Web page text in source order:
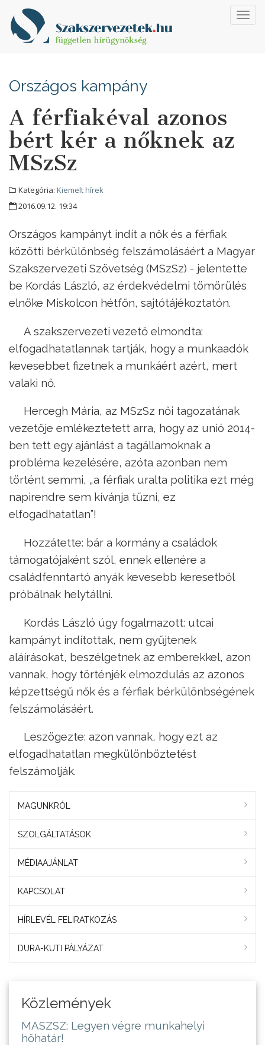
Országos kampány
A férfiakéval azonos
bért kér a nőknek az
MSzSz
Kategória: Kiemelt hírek
2016.09.12. 19:34
Országos kampányt indít a nők és a férfiak
közötti bérkülönbség felszámolásáért a Magyar
Szakszervezeti Szövetség (MSzSz) - jelentette
be Kordás László, az érdekvédelmi tömörülés
elnöke Miskolcon hétfőn, sajtótájékoztatón.
A szakszervezeti vezető elmondta:
elfogadhatatlannak tartják, hogy a munkaadók
kevesebbet fizetnek a munkáért azért, mert
valaki nő.
Hercegh Mária, az MSzSz női tagozatának
vezetője emlékeztetett arra, hogy az unió 2014-
ben tett egy ajánlást a tagállamoknak a
probléma kezelésére, azóta azonban nem
történt semmi, „a férfiak uralta politika ezt még
napirendre sem kívánja tűzni, ez
elfogadhatatlan”!
Hozzátette: bár a kormány a családok
támogatójaként szól, ennek ellenére a
családfenntartó anyák kevesebb keresetből
próbálnak helytállni.
Kordás László úgy fogalmazott: utcai
kampányt indítottak, nem gyűjtenek
aláírásokat, beszélgetnek az emberekkel, azon
vannak, hogy történjék elmozdulás az azonos
képzettségű nők és a férfiak bérkülönbségének
felszámolásáért.
Leszögezte: azon vannak, hogy ezt az
elfogadhatatlan megkülönböztetést
felszámolják.
MAGUNKRÓL
SZOLGÁLTATÁSOK
MÉDIAAJÁNLAT
KAPCSOLAT
HÍRLEVÉL FELIRATKOZÁS
DURA-KUTI PÁLYÁZAT
Közlemények
MASZSZ: Legyen végre munkahelyi
hőhatár!